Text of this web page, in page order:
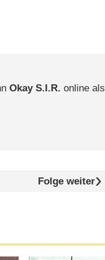
Okay S.I.R. online als
Folge weiter